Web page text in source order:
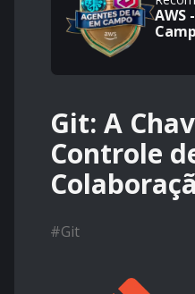
AWS
Git: A
Controle
#Git